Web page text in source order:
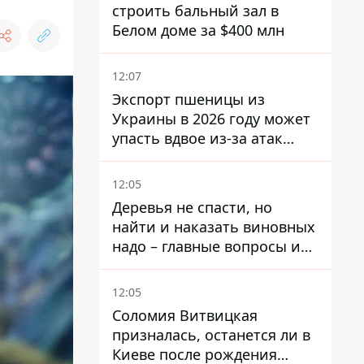
строить бальный зал в
Белом доме за $400 млн
12:07
Экспорт пшеницы из
Украины в 2026 году может
упасть вдвое из-за атак
россиян по портам
12:05
Деревья не спасти, но
найти и наказать виновных
надо – главные вопросы и
выводы из конфликта на
Теремках
12:05
Соломия Витвицкая
призналась, останется ли в
Киеве после рождения